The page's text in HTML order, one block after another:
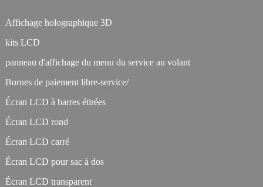
Affichage holographique 3D
kits LCD
panneau d'affichage du menu du service au volant
Bornes de paiement libre-service/
Écran LCD à barres étirées
Écran LCD rond
Écran LCD carré
Écran LCD pour sac à dos
Écran LCD transparent